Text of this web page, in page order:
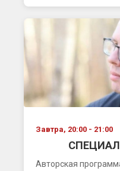
Завтра, 20:00 - 21:00
Авторская